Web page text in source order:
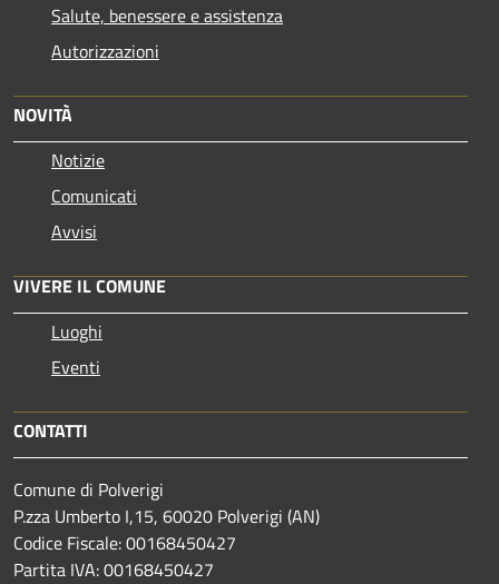
Salute, benessere e assistenza
Autorizzazioni
NOVITÀ
Notizie
Comunicati
Avvisi
VIVERE IL COMUNE
Luoghi
Eventi
CONTATTI
Comune di Polverigi
P.zza Umberto I,15, 60020 Polverigi (AN)
Codice Fiscale: 00168450427
Partita IVA: 00168450427